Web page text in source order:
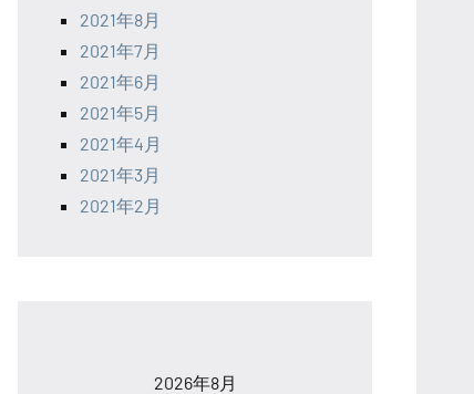
2021年8月
2021年7月
2021年6月
2021年5月
2021年4月
2021年3月
2021年2月
2026年8月